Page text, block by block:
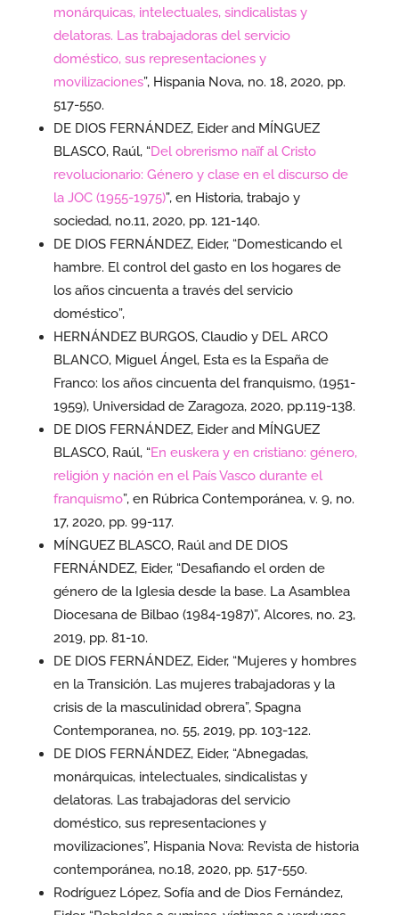
monárquicas, intelectuales, sindicalistas y
delatoras. Las trabajadoras del servicio
doméstico, sus representaciones y
movilizaciones”, Hispania Nova, no. 18, 2020, pp.
517-550.
DE DIOS FERNÁNDEZ, Eider and MÍNGUEZ
BLASCO, Raúl, “Del obrerismo naïf al Cristo
revolucionario: Género y clase en el discurso de
la JOC (1955-1975)”, en Historia, trabajo y
sociedad, no.11, 2020, pp. 121-140.
DE DIOS FERNÁNDEZ, Eider, “Domesticando el
hambre. El control del gasto en los hogares de
los años cincuenta a través del servicio
doméstico”,
HERNÁNDEZ BURGOS, Claudio y DEL ARCO
BLANCO, Miguel Ángel, Esta es la España de
Franco: los años cincuenta del franquismo, (1951-
1959), Universidad de Zaragoza, 2020, pp.119-138.
DE DIOS FERNÁNDEZ, Eider and MÍNGUEZ
BLASCO, Raúl, “En euskera y en cristiano: género,
religión y nación en el País Vasco durante el
franquismo”, en Rúbrica Contemporánea, v. 9, no.
17, 2020, pp. 99-117.
MÍNGUEZ BLASCO, Raúl and DE DIOS
FERNÁNDEZ, Eider, “Desafiando el orden de
género de la Iglesia desde la base. La Asamblea
Diocesana de Bilbao (1984-1987)”, Alcores, no. 23,
2019, pp. 81-10.
DE DIOS FERNÁNDEZ, Eider, “Mujeres y hombres
en la Transición. Las mujeres trabajadoras y la
crisis de la masculinidad obrera”, Spagna
Contemporanea, no. 55, 2019, pp. 103-122.
DE DIOS FERNÁNDEZ, Eider, “Abnegadas,
monárquicas, intelectuales, sindicalistas y
delatoras. Las trabajadoras del servicio
doméstico, sus representaciones y
movilizaciones”, Hispania Nova: Revista de historia
contemporánea, no.18, 2020, pp. 517-550.
Rodríguez López, Sofía and de Dios Fernández,